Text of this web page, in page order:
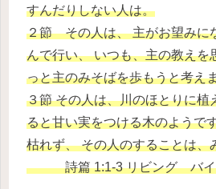
すんだりしない人は。
２節 その人は、 主がお望みに
んで行い、 いつも、主の教えを
っと主のみそばを歩もうと考え
３節 その人は、川のほとりに植
ると甘い実をつける木のようで
枯れず、 その人のすることは、
詩篇 1:1-3 リビング バイ